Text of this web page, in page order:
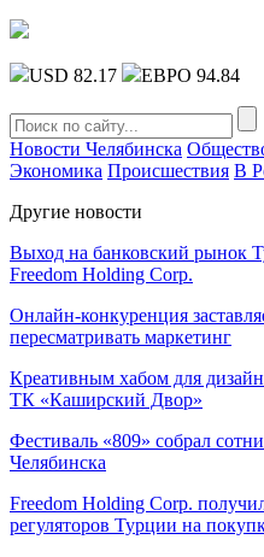
USD 82.17 ЕВРО 94.84
Новости Челябинска
Экономика Происшествия В
Другие новости
Выход на банковский рынок
Freedom Holding Corp.
Онлайн-конкуренция
пересматривать маркетинг
Креативным хабом для
ТК «Каширский Двор»
Фестиваль «809» собрал
Челябинска
Freedom Holding Corp.
регуляторов Турции на